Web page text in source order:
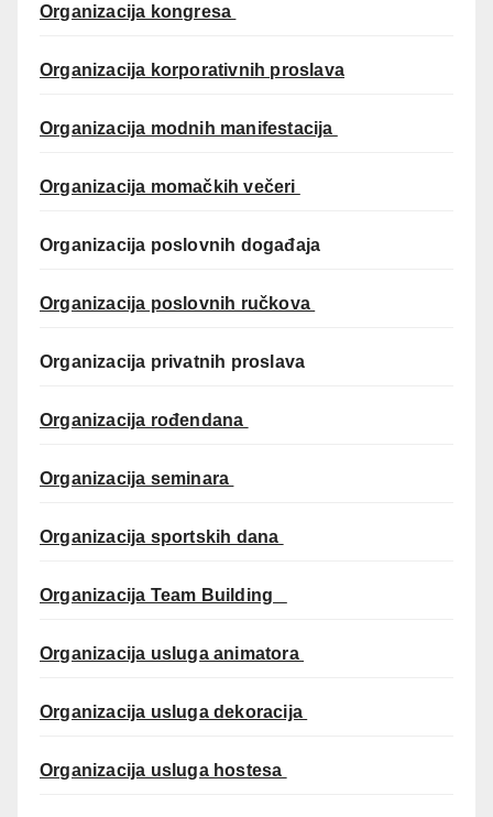
Organizacija kongresa
Organizacija korporativnih proslava
Organizacija modnih manifestacija
Organizacija momačkih večeri
Organizacija poslovnih događaja
Organizacija poslovnih ručkova
Organizacija privatnih proslava
Organizacija rođendana
Organizacija seminara
Organizacija sportskih dana
Organizacija Team Building
Organizacija usluga animatora
Organizacija usluga dekoracija
Organizacija usluga hostesa